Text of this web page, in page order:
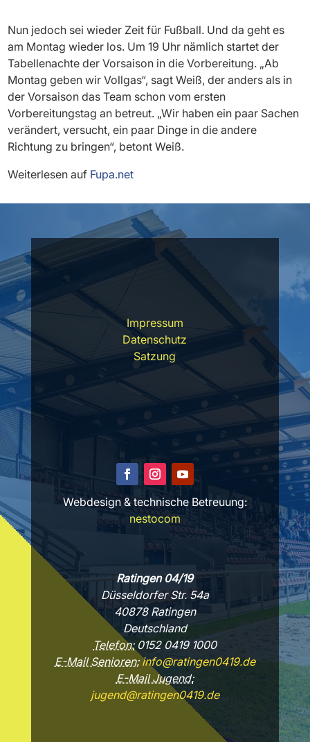
Nun jedoch sei wieder Zeit für Fußball. Und da geht es
am Montag wieder los. Um 19 Uhr nämlich startet der
Tabellenachte der Vorsaison in die Vorbereitung. „Ab
Montag geben wir Vollgas“, sagt Weiß, der anders als in
der Vorsaison das Team schon vom ersten
Vorbereitungstag an betreut. „Wir haben ein paar Sachen
verändert, versucht, ein paar Dinge in die andere
Richtung zu bringen“, betont Weiß.
Weiterlesen auf Fupa.net
Impressum
Datenschutz
Satzung
Webdesign & technische Betreuung:
nestocom
Ratingen 04/19
Düsseldorfer Str. 54a
40878 Ratingen
Deutschland
Telefon:0152 0419 1000
E-Mail Senioren:info@ratingen0419.de
E-Mail Jugend:
jugend@ratingen0419.de